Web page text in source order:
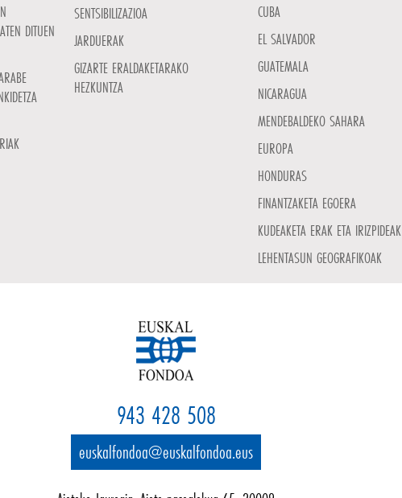
DITUEN
SENTSIBILIZAZIOA
JARDUERAK
GIZARTE ERALDAKETARAKO
HEZKUNTZA
CUBA
EL SALVADOR
GUATEMALA
NICARAGUA
MENDEBALDEKO SAHARA
EUROPA
HONDURAS
FINANTZAKETA EGOERA
KUDEAKETA ERAK ETA IRIZPIDEAK
LEHENTASUN GEOGRAFIKOAK
943 428 508
euskalfondoa@euskalfondoa.eus